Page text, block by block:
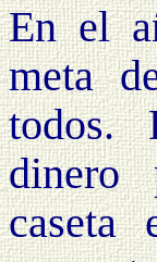
En el
meta
todos.
dinero
caseta